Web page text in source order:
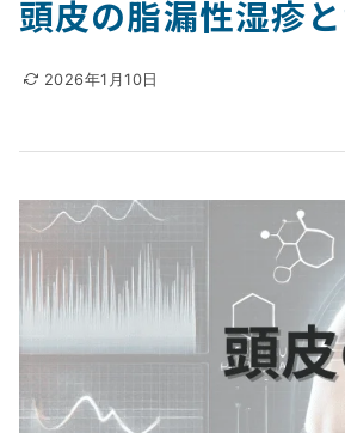
頭皮の脂漏性湿疹
2026年1月10日